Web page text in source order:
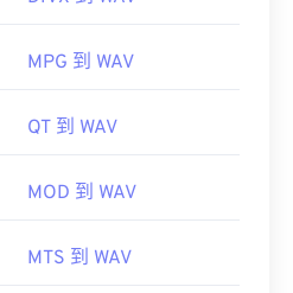
MPG 到 WAV
QT 到 WAV
MOD 到 WAV
MTS 到 WAV